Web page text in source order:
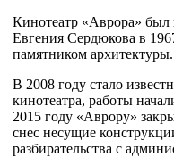
Кинотеатр «Аврора» был
Евгения Сердюкова в
памятником архитектуры.
В 2008 году стало
кинотеатра, работы
2015 году «Аврору»
снес несущие
разбирательства с